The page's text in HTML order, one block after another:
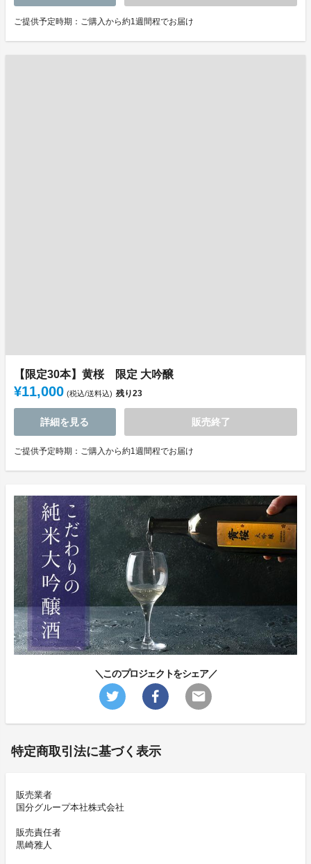
ご提供予定時期：ご購入から約1週間程でお届け
【限定30本】黄桜 限定 大吟醸
¥11,000 (税込/送料込) 残り23
詳細を見る 販売終了
ご提供予定時期：ご購入から約1週間程でお届け
＼このプロジェクトをシェア／
特定商取引法に基づく表示
販売業者
国分グループ本社株式会社
販売責任者
黒崎雅人